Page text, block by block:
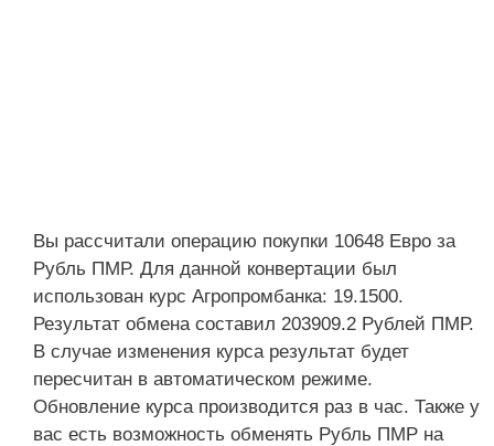
Вы рассчитали операцию покупки 10648 Евро за
Рубль ПМР. Для данной конвертации был
использован курс Агропромбанка: 19.1500.
Результат обмена составил 203909.2 Рублей ПМР.
В случае изменения курса результат будет
пересчитан в автоматическом режиме.
Обновление курса производится раз в час. Также у
вас есть возможность обменять Рубль ПМР на